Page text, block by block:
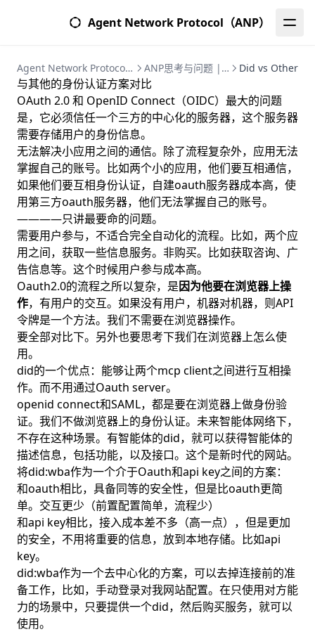
Agent Network Protocol（ANP）
Agent Network Protocol (ANP) | 智能体网络协议完整指南 ANP思考与问题 | 智能体网络协议深度研究 Did vs Other
与其他的身份认证方案对比
OAuth 2.0 和 OpenID Connect（OIDC）最大的问题
是，它必须信任一个三方的中心化的服务器，这个服务器
需要存储用户的身份信息。
无法解决小应用之间的通信。除了流程复杂外，应用无法
掌握自己的账号。比如两个小的应用，他们要互相通信，
如果他们要互相身份认证，自建oauth服务器成本高，使
用第三方oauth服务器，他们无法掌握自己的账号。
————只讲最要命的问题。
需要用户参与，不适合完全自动化的流程。比如，两个应
用之间，获取一些信息服务。非购买。比如获取咨询、广
告信息等。这个时候用户参与成本高。
Oauth2.0的流程之所以复杂，是因为他要在浏览器上操
作，有用户的交互。如果没有用户，机器对机器，则API
令牌是一个方法。我们不需要在浏览器操作。
要全部对比下。另外也要思考下我们在浏览器上怎么使
用。
did的一个优点：能够让两个mcp client之间进行互相操
作。而不用通过Oauth server。
openid connect和SAML，都是要在浏览器上做身份验
证。我们不做浏览器上的身份认证。未来智能体网络下，
不存在这种场景。有智能体的did，就可以获得智能体的
描述信息，包括功能，以及接口。这个是新时代的网站。
将did:wba作为一个介于Oauth和api key之间的方案：
和oauth相比，具备同等的安全性，但是比oauth更简
单。交互更少（前置配置简单，流程少）
和api key相比，接入成本差不多（高一点），但是更加
的安全，不用将重要的信息，放到本地存储。比如api
key。
did:wba作为一个去中心化的方案，可以去掉连接前的准
备工作，比如，手动登录对我网站配置。在只使用对方能
力的场景中，只要提供一个did，然后购买服务，就可以
使用。